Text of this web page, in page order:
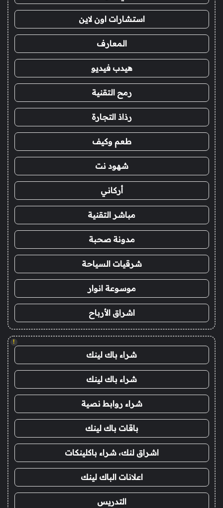
استشارات اون لاين
المعارف
هيدب فيديو
رمح التقنية
رذاذ التجارة
طعم وكيف
شهود نت
أركاني
مباشر التقنية
مدونة صحبة
شرقيات السياحة
موسوعة انوار
اشراق الأرباح
!
شراء باك لينك
شراء باك لينك
شراء روابط نصية
باقات باك لينك
اشراق لنك، شراء باكلينكات
اعلانات الباك لينك
التدريس